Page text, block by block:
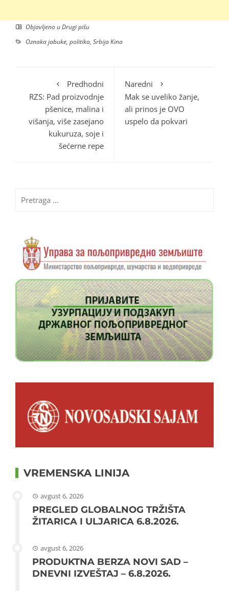
Objavljeno uDrugi pišu
Oznakajabuke, politika, Srbija Kina
Predhodni
RZS: Pad proizvodnje
pšenice, malina i
višanja, više zasejano
kukuruza, soje i
šećerne repe
Naredni
Mak se uveliko žanje,
ali prinos je OVO
uspelo da pokvari
za:
VREMENSKA LINIJA
avgust 6, 2026
PREGLED GLOBALNOG TRŽIŠTA
ŽITARICA I ULJARICA 6.8.2026.
avgust 6, 2026
PRODUKTNA BERZA NOVI SAD –
DNEVNI IZVEŠTAJ – 6.8.2026.